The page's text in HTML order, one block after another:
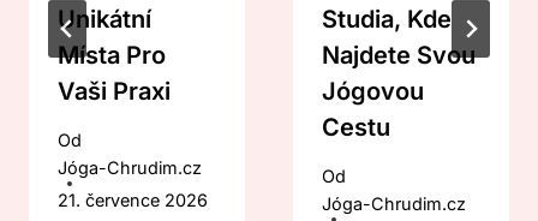
Unikátní
Místa Pro
Vaši Praxi
Od
Jóga-Chrudim.cz
21. července 2026
Studia, Kde
Najdete Svou
Jógovou
Cestu
Od
Jóga-Chrudim.cz